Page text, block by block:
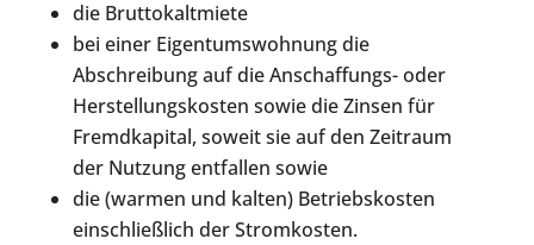
die Bruttokaltmiete
bei einer Eigentumswohnung die
Abschreibung auf die Anschaffungs- oder
Herstellungskosten sowie die Zinsen für
Fremdkapital, soweit sie auf den Zeitraum
der Nutzung entfallen sowie
die (warmen und kalten) Betriebskosten
einschließlich der Stromkosten.